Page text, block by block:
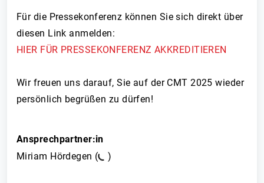
Für die Pressekonferenz können Sie sich direkt über
diesen Link anmelden:
HIER FÜR PRESSEKONFERENZ AKKREDITIEREN
Wir freuen uns darauf, Sie auf der CMT 2025 wieder
persönlich begrüßen zu dürfen!
Ansprechpartner:in
Miriam Hördegen (
)